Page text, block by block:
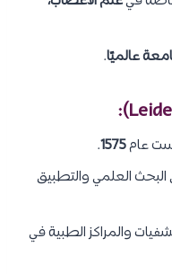
.
عام1575
.
العلمي والتطبيق
والمراكز الطبية في